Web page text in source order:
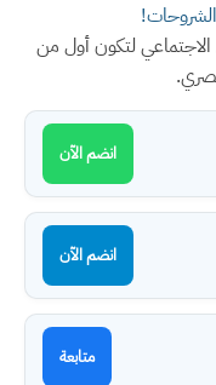
الاجتماعي لتكون أول من
انضم الآن
انضم الآن
متابعة